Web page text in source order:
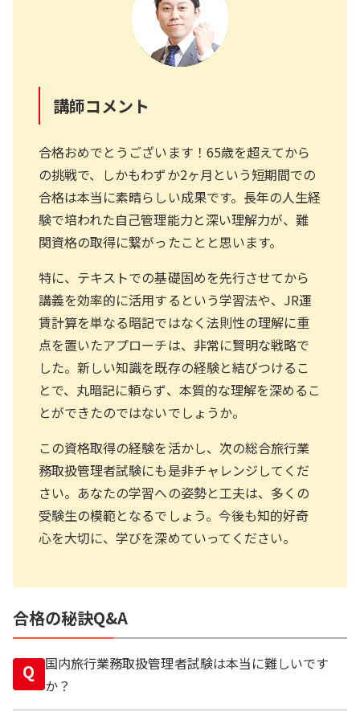
講師コメント
合格おめでとうございます！65歳を超えてから
の挑戦で、しかもわずか2ヶ月という短期間での
合格は本当に素晴らしい成果です。長年の人生経
験で培われた自己管理能力と深い理解力が、難
関資格の取得に繋がったことと思います。
特に、テキストでの基礎固めを先行させてから
講義を効率的に活用するという学習法や、JR運
賃計算を単なる暗記ではなく法則性の理解に重
点を置いたアプローチは、非常に賢明な戦略で
した。新しい知識を既存の経験と結びつけるこ
とで、丸暗記に頼らず、本質的な理解を深めるこ
とができたのではないでしょうか。
この資格取得の経験を活かし、次の総合旅行業
務取扱管理者試験にも是非チャレンジしてくだ
さい。あなたの学習への姿勢と工夫は、多くの
受験生の模範となるでしょう。今後も知的好奇
心を大切に、学びを深めていってください。
合格の秘訣Q&A
Q
国内旅行業務取扱管理者試験は本当に難しいです
か？